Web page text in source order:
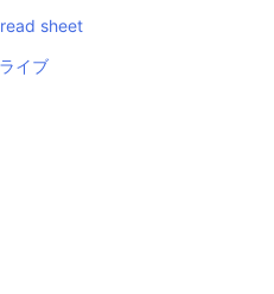
sheet
イブ